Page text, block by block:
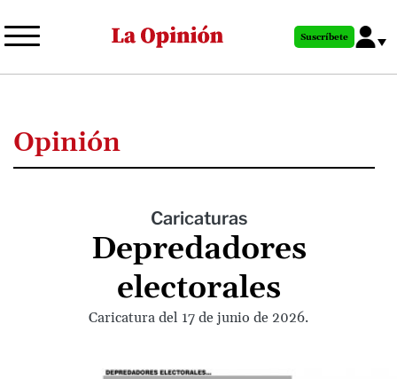
al
principal
Suscríbete
Opinión
Caricaturas
Depredadores
electorales
Caricatura del 17 de junio de 2026.